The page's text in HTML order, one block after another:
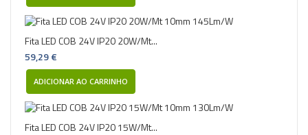
Fita LED COB 24V IP20 20W/Mt...
59,29 €
ADICIONAR AO CARRINHO
Fita LED COB 24V IP20 15W/Mt...